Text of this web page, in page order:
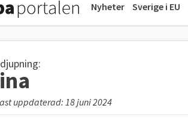
Nyheter Sverige i EU
uppdaterad: 18 juni 2024